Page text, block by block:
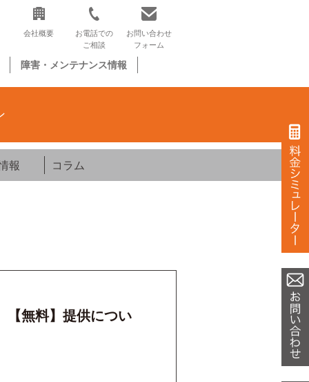
会社概要
お電話での
ご相談
お問い合わせ
フォーム
障害・メンテナンス情報
報 コラム
【無料】提供につい